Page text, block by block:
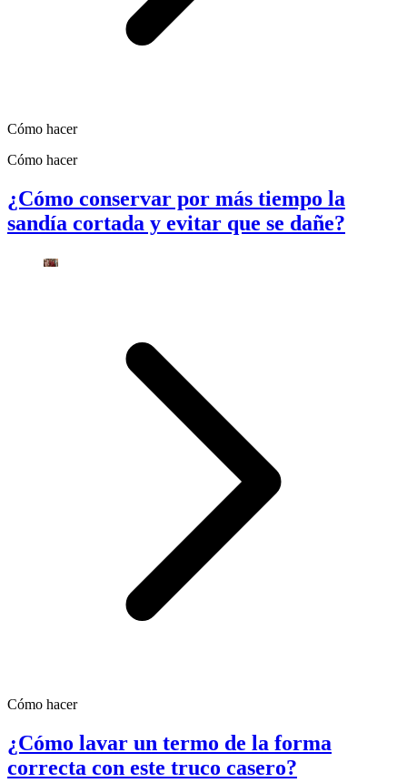
Cómo hacer
Cómo hacer
¿Cómo conservar por más tiempo la
sandía cortada y evitar que se dañe?
Cómo hacer
¿Cómo lavar un termo de la forma
correcta con este truco casero?